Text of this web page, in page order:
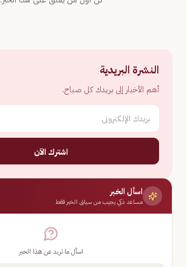
النشرة البريدية
أهم الأخبار إلى بريدك كل صباح.
اشترك الآن
اسأل الخبر
مساعد ذكي يجيب من سياق الخبر فقط
اسأل ما تريد عن هذا الخبر